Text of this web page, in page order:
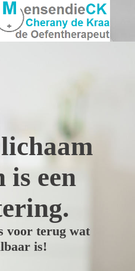
is een
voor terug wat
is!